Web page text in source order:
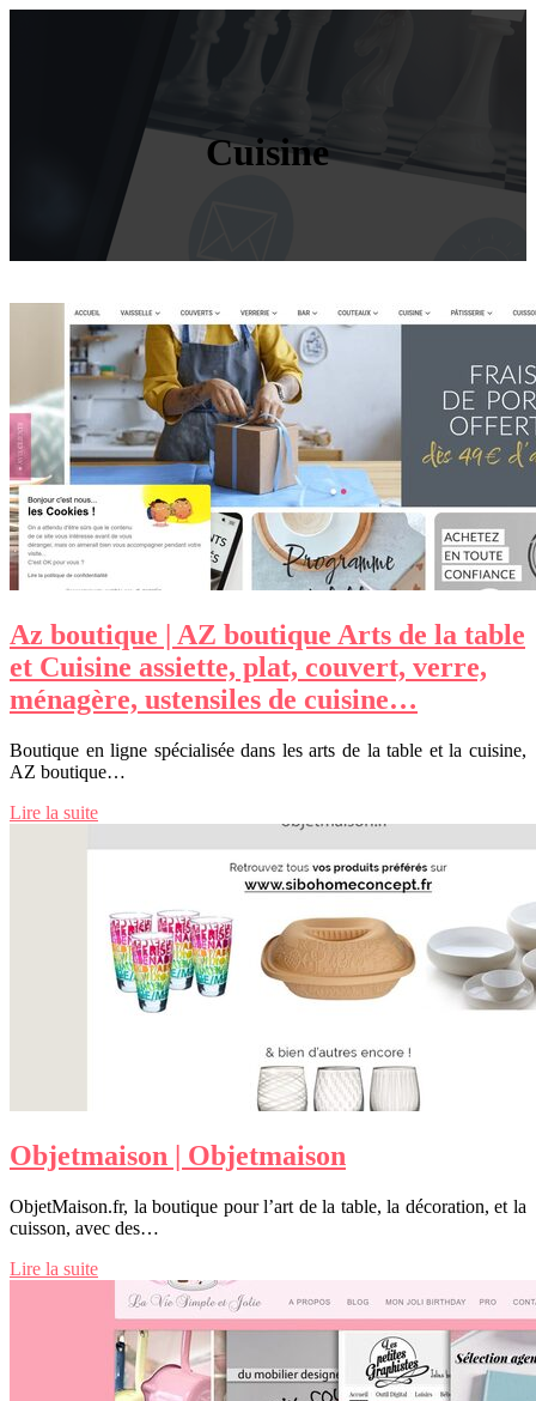
Cuisine
Az boutique | AZ boutique Arts de la table
et Cuisine assiette, plat, couvert, verre,
ménagère, ustensiles de cuisine…
Boutique en ligne spécialisée dans les arts de la table et la cuisine,
AZ boutique…
Lire la suite
Objetmaison | Objetmaison
ObjetMaison.fr, la boutique pour l’art de la table, la décoration, et la
cuisson, avec des…
Lire la suite